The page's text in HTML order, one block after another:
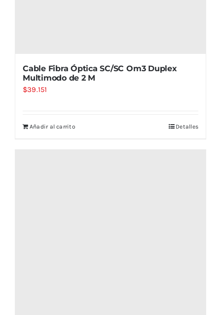
Cable Fibra Óptica SC/SC Om3 Duplex
Multimodo de 2 M
$39.151
Añadir al carrito Detalles